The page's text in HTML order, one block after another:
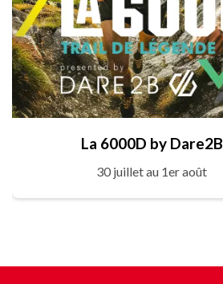
La 6000D by Dare2B
30 juillet au 1er août